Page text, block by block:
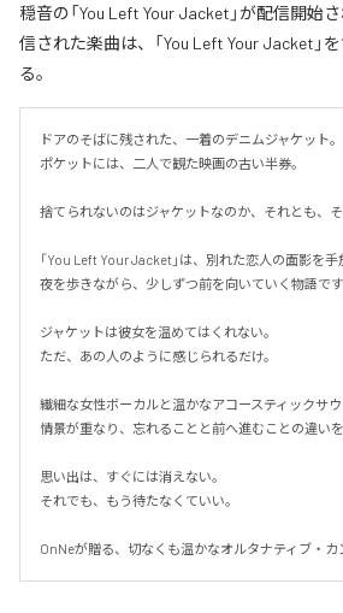
穏音の「You Left Your Jacket」が配信開始
信された楽曲は、「You Left Your Jacket」
る。
ドアのそばに残された、一着のデニムジャケット。
ポケットには、二人で観た映画の古い半券。
捨てられないのはジャケットなのか、それとも、
「You Left Your Jacket」は、別れた恋人の面影を
夜を歩きながら、少しずつ前を向いていく物語です
ジャケットは彼女を温めてはくれない。
ただ、あの人のように感じられるだけ。
繊細な女性ボーカルと温かなアコースティックサ
情景が重なり、忘れることと前へ進むことの違いを
思い出は、すぐには消えない。
それでも、もう待たなくていい。
OnNeが贈る、切なくも温かなオルタナティブ・カ